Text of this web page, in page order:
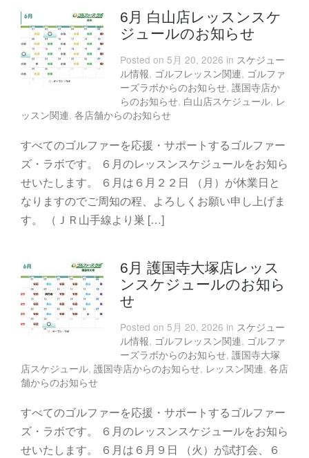
6月 白山店レッスンスケ
ジュールのお知らせ
Posted on 5月 20, 2026 in スケジュー
ル情報, ゴルフレッスン関連, ゴルファ
ーズラボからのお知らせ, 護国寺店か
らのお知らせ, 白山店スケジュール, レ
ッスン関連, 各店舗からのお知らせ
すべてのゴルファーを応援・サポートするゴルファー
ズ・ラボです。 ６月のレッスンスケジュールをお知ら
せいたします。 ６月は６月２２日 （月）が休業日と
なりますのでご周知の程、よろしくお願い申し上げま
す。 （ＪＲ山手線より巣 […]
6月 護国寺大塚店レッス
ンスケジュールのお知ら
せ
Posted on 5月 20, 2026 in スケジュー
ル情報, ゴルフレッスン関連, ゴルファ
ーズラボからのお知らせ, 護国寺大塚
店スケジュール, 護国寺店からのお知らせ, レッスン関連, 各店
舗からのお知らせ
すべてのゴルファーを応援・サポートするゴルファー
ズ・ラボです。 ６月のレッスンスケジュールをお知ら
せいたします。 ６月は６月９日 （火）が試打会、６